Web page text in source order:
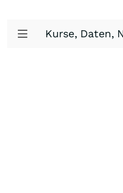
Kurse, Daten,